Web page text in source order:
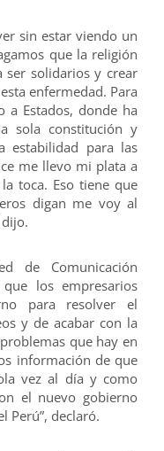
sin estar viendo un
que la religión
ser solidarios y crear
enfermedad. Para
a Estados, donde ha
sola constitución y
estabilidad para las
me llevo mi plata a
toca. Eso tiene que
digan me voy al
de Comunicación
que los empresarios
para resolver el
y de acabar con la
que hay en
información de que
vez al día y como
el nuevo gobierno
Perú”, declaró.